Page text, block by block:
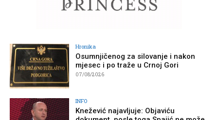
Hronika
Osumnjičenog za silovanje i nakon
mjesec i po traže u Crnoj Gori
07/08/2026
INFO
Knežević najavljuje: Objaviću